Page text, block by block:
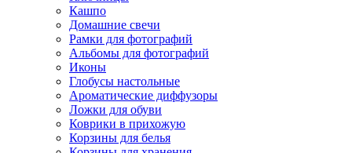
Кашпо
Домашние свечи
Рамки для фотографий
Альбомы для фотографий
Иконы
Глобусы настольные
Ароматические диффузоры
Ложки для обуви
Коврики в прихожую
Корзины для белья